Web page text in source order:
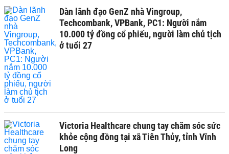
Dàn lãnh đạo GenZ nhà Vingroup,
Techcombank, VPBank, PC1: Người nắm
10.000 tỷ đồng cổ phiếu, người làm chủ tịch
ở tuổi 27
Victoria Healthcare chung tay chăm sóc sức
khỏe cộng đồng tại xã Tiên Thủy, tỉnh Vĩnh
Long